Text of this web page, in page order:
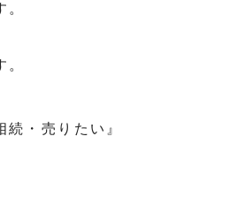
・売りたい』